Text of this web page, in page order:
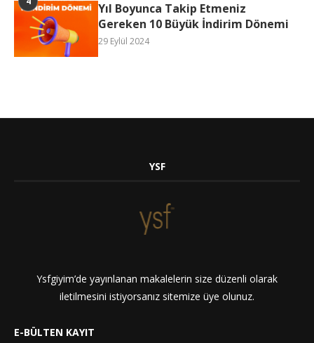
Yıl Boyunca Takip Etmeniz
Gereken 10 Büyük İndirim Dönemi
29 Eylül 2024
YSF
Ysfgiyim’de yayınlanan makalelerin size düzenli olarak
iletilmesini istiyorsanız sitemize üye olunuz.
E-BÜLTEN KAYIT